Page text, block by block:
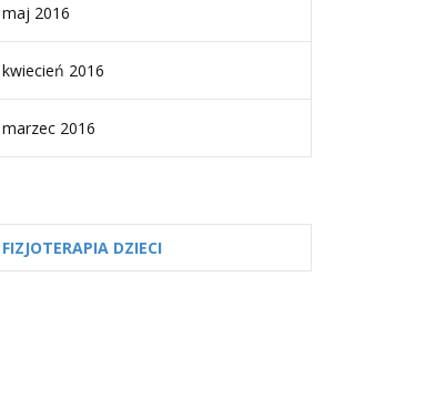
maj 2016
kwiecień 2016
marzec 2016
FIZJOTERAPIA DZIECI